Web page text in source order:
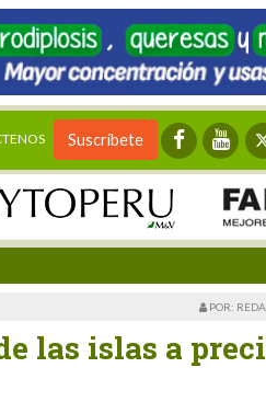
Suscríbete
POR:
las islas a